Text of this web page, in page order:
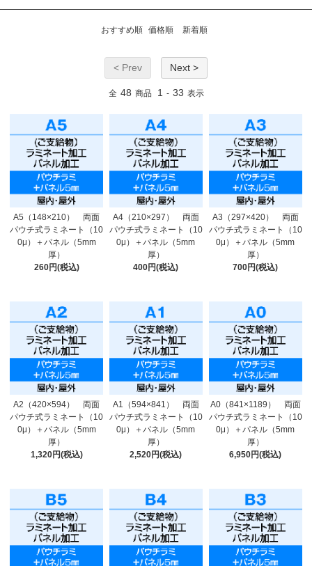
おすすめ順 価格順 新着順
< Prev Next >
全 48 商品 1 - 33 表示
A5（148×210） 両面
パウチ式ラミネート（10
0μ）＋パネル（5mm
厚）
260円(税込)
A4（210×297） 両面
パウチ式ラミネート（10
0μ）＋パネル（5mm
厚）
400円(税込)
A3（297×420） 両面
パウチ式ラミネート（10
0μ）＋パネル（5mm
厚）
700円(税込)
A2（420×594） 両面
パウチ式ラミネート（10
0μ）＋パネル（5mm
厚）
1,320円(税込)
A1（594×841） 両面
パウチ式ラミネート（10
0μ）＋パネル（5mm
厚）
2,520円(税込)
A0（841×1189） 両面
パウチ式ラミネート（10
0μ）＋パネル（5mm
厚）
6,950円(税込)